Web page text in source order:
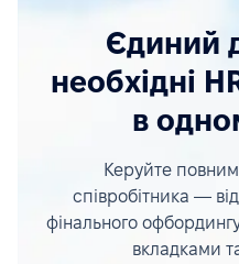
Єдиний
необхідні
в
Керуйте
співробітника —
фінального
вкладками